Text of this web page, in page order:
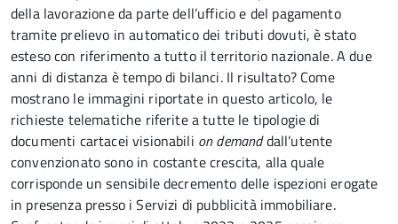
della lavorazione da parte dell’ufficio e del pagamento
tramite prelievo in automatico dei tributi dovuti, è stato
esteso con riferimento a tutto il territorio nazionale. A due
anni di distanza è tempo di bilanci. Il risultato? Come
mostrano le immagini riportate in questo articolo, le
richieste telematiche riferite a tutte le tipologie di
documenti cartacei visionabili on demanddall’utente
convenzionato sono in costante crescita, alla quale
corrisponde un sensibile decremento delle ispezioni erogate
in presenza presso i Servizi di pubblicità immobiliare.